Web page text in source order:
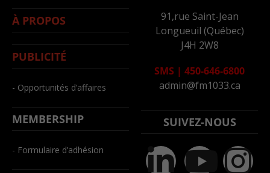
À PROPOS
PUBLICITÉ
- Opportunités d’affaires
MEMBERSHIP
- Formulaire d’adhésion
91,rue Saint-Jean
Longueuil (Québec)
J4H 2W8
SMS | 450-646-6800
admin@fm1033.ca
SUIVEZ-NOUS